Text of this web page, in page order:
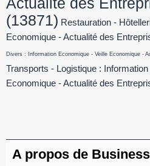
(13871) Restauration -
Economique - Actualité des
Divers : Information Economique - Veille Economique -
Transports - Logistique :
Economique - Actualité des
A propos de